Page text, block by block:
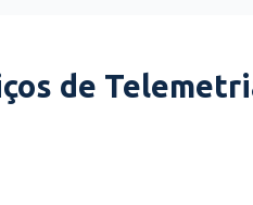
de